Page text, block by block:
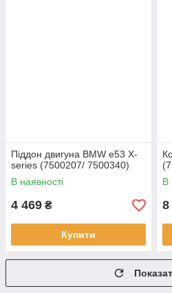
Піддон двигуна BMW e53 X-
series (7500207/ 7500340)
В наявності
4 469 ₴
Купити
В
8